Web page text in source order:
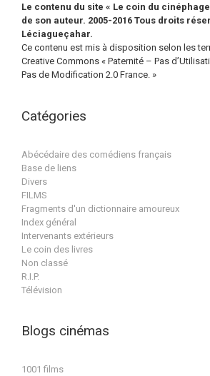
Le contenu du site « Le coin du
de son auteur. 2005-2016 Tous droits
Léciagueçahar.
Ce contenu est mis à disposition selon les
Creative Commons « Paternité – Pas
Pas de Modification 2.0 France. »
Catégories
Abécédaire des comédiens français
Base de liens
Divers
FILMS
Fragments d'un dictionnaire amoureux
Index général
Intervenants extérieurs
Le coin des livres
Non classé
R.I.P.
Télévision
Blogs cinémas
1001 films